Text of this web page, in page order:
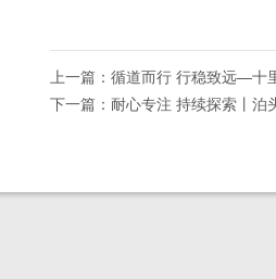
上一篇：循道而行 行稳致远—十
下一篇：耐心专注 持续探索丨泊